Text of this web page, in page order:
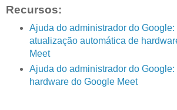
Recursos:
Ajuda do administrador do
atualização automática de
Meet
Ajuda do administrador do Google:
hardware do Google Meet